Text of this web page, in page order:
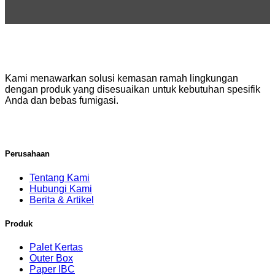
Kami menawarkan solusi kemasan ramah lingkungan
dengan produk yang disesuaikan untuk kebutuhan spesifik
Anda dan bebas fumigasi.
Perusahaan
Tentang Kami
Hubungi Kami
Berita & Artikel
Produk
Palet Kertas
Outer Box
Paper IBC